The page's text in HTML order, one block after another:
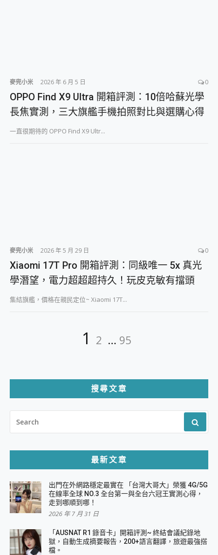
麥兜小米 2026 年 6 月 5 日 0
OPPO Find X9 Ultra 開箱評測：10倍哈蘇光學
長焦實測，三大旗艦手機拍照對比與選購心得
一直很期待的 OPPO Find X9 Ultr...
麥兜小米 2026 年 5 月 29 日 0
Xiaomi 17T Pro 開箱評測：同級唯一 5x 真光
學潛望，電力超超超持久！玩皮克敏有擋頭
集結旗艦，價格在親民定位~ Xiaomi 17T...
頁
Page
1 Page
2 ... Page
95
搜尋文章
FOR:
最新文章
出門在外網路穩定最實在 「台灣大哥大」榮獲 4G/5G
在線率全球 NO.3 全台第一與全台六冠王實測心得，
走到哪順到哪！
2026 年 7 月 31 日
「AUSNAT R1 錄音卡」開箱評測~ 終結會議紀錄地
獄，自動生成摘要報告，200+語言翻譯，旅遊最強搭
檔。